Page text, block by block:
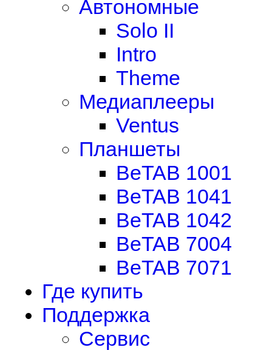
Автономные
Solo II
Intro
Theme
Медиаплееры
Ventus
Планшеты
BeTAB 1001
BeTAB 1041
BeTAB 1042
BeTAB 7004
BeTAB 7071
Где купить
Поддержка
Сервис